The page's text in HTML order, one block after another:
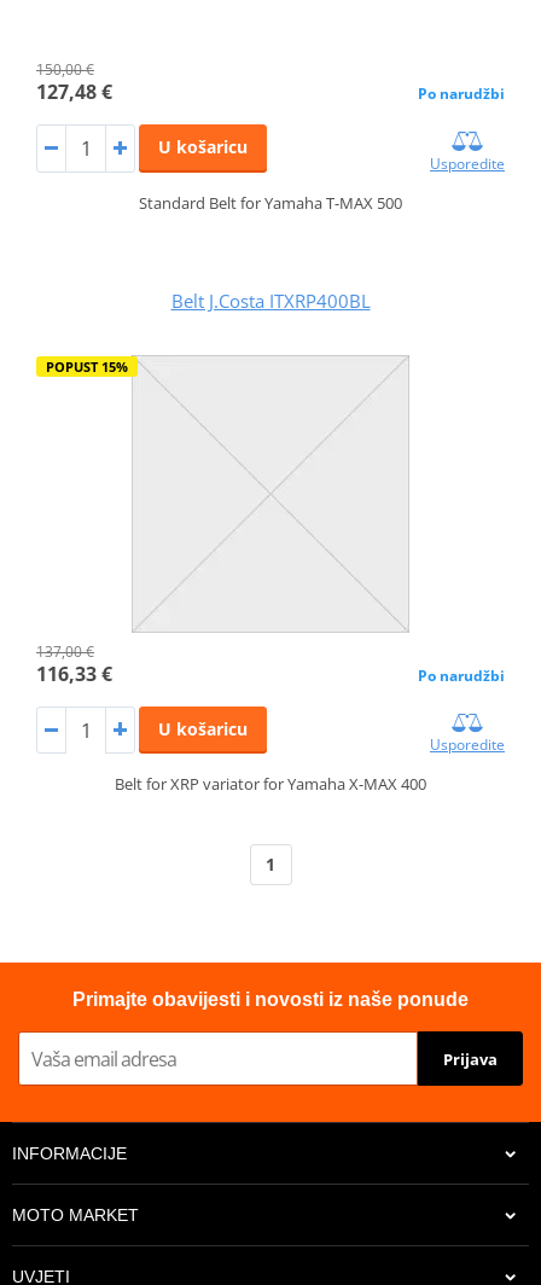
150,00 €
127,48 € Po narudžbi
U košaricu
Usporedite
Standard Belt for Yamaha T-MAX 500
Belt J.Costa ITXRP400BL
POPUST 15%
137,00 €
116,33 € Po narudžbi
U košaricu
Usporedite
Belt for XRP variator for Yamaha X-MAX 400
1
Primajte obavijesti i novosti iz naše ponude
Prijava
INFORMACIJE
MOTO MARKET
UVJETI